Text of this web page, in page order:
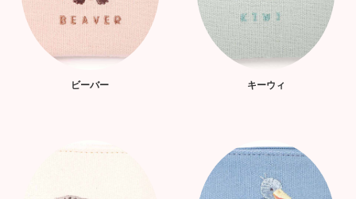
ビーバー キーウィ